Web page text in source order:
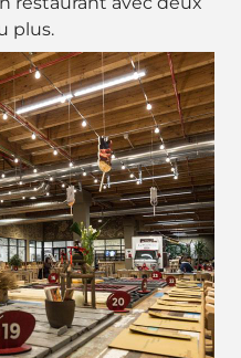
plus.